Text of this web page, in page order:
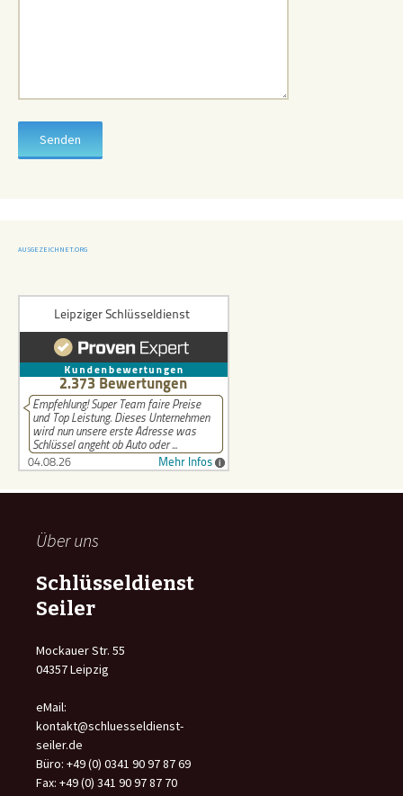
AUSGEZEICHNET.ORG
Über uns
Schlüsseldienst
Seiler
Mockauer Str. 55
04357 Leipzig
eMail:
kontakt@schluesseldienst-
seiler.de
Büro: +49 (0) 0341 90 97 87 69
Fax: +49 (0) 341 90 97 87 70